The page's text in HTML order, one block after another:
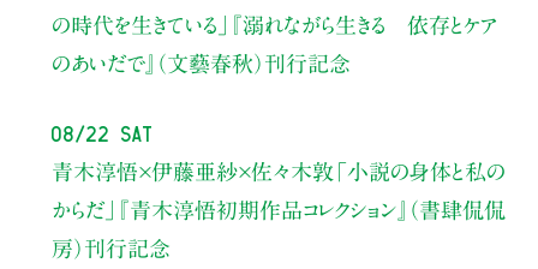
の時代を生きている」
『溺れながら生きる 依存とケア
のあいだで』（文藝春秋）刊行記念
08/22 Sat
青木淳悟×伊藤亜紗×佐々木敦 「小説の身体と私の
からだ」
『青木淳悟初期作品コレクション』（書肆侃侃
房）刊行記念